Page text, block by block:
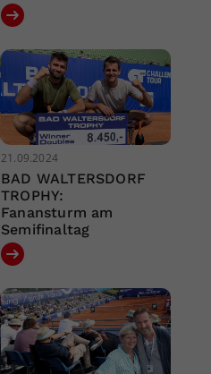
21.09.2024
BAD WALTERSDORF
TROPHY:
Fanansturm am
Semifinaltag